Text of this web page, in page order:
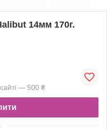
14мм 170г.
— 500 ₴